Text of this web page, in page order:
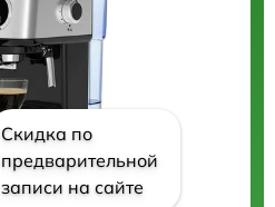
Скидка по
предварительной
записи на сайте